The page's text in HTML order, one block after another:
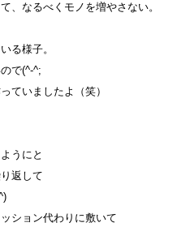
、なるべくモノを増やさない。
る様子。
で(^-^;
ていましたよ（笑）
うにと
返して
ション代わりに敷いて